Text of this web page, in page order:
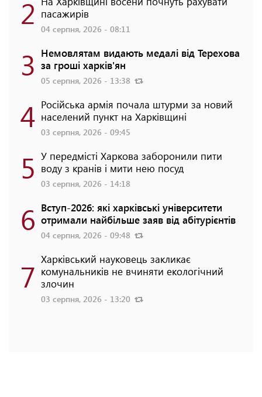
2 пасажирів
04 серпня, 2026 - 08:11
3 Немовлятам видають медалі від Терехова
за гроші харків'ян
05 серпня, 2026 - 13:38
4 Російська армія почала штурми за новий
населений пункт на Харківщині
03 серпня, 2026 - 09:45
5 У передмісті Харкова заборонили пити
воду з кранів і мити нею посуд
03 серпня, 2026 - 14:18
6 Вступ-2026: які харківські університети
отримали найбільше заяв від абітурієнтів
04 серпня, 2026 - 09:48
7 Харківський науковець закликає
комунальників не вчиняти екологічний
злочин
03 серпня, 2026 - 13:20